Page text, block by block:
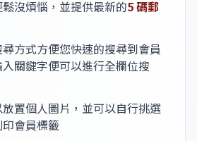
沒煩惱，並提供最新的5 碼郵
方式方便您快速的搜尋到會員
關鍵字便可以進行全欄位搜
置個人圖片，並可以自行挑選
會員標籤